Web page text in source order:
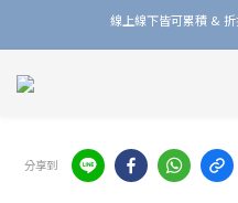
加入品牌會員，官網門市
線上線下皆可累積 &
分享到